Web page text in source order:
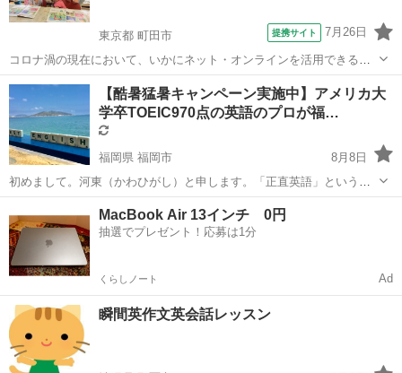
東京都 町田市 提携サイト 7月26日
コロナ渦の現在において、いかにネット・オンラインを活用できるか
は人生のその後を決めるといっても過言ではありません。 そんな中、
皆さんの安心安全な、輝かしい未来に『語学学習の場の提供』という
かたちで貢献できるのがインターエドの...
東京 町田市 英会話
【酷暑猛暑キャンペーン実施中】アメリカ大
学卒TOEIC970点の英語のプロが福…
福岡県 福岡市
8月8日
初めまして。河東（かわひがし）と申します。「正直英語」という英
語塾を運営しています。英語を教えることに特化したプロフェッショ
ナルです。中学英語からTOEICや英検はもちろんTOEFLやIELTSのよ
うな難関テストにも対応して...
MacBook Air 13インチ 0円
抽選でプレゼント！応募は1分
くらしノート Ad
瞬間英作文英会話レッスン